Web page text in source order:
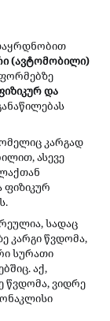
(ავტომობილი)
და
კარგად
ასევე
ფიზიკურ
სადაც
კარგი წვდომა,
სურათი
აქ,
წვდომა, ვიდრე